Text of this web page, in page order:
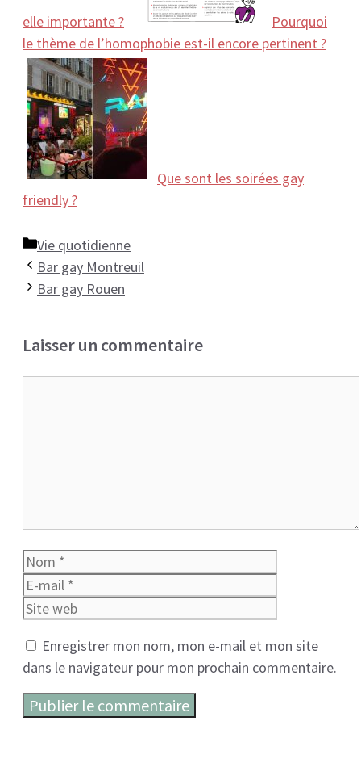
elle importante ?
Pourquoi
le thème de l’homophobie est-il encore pertinent ?
Que sont les soirées gay
friendly ?
Catégories
Vie quotidienne
Bar gay Montreuil
Bar gay Rouen
Laisser un commentaire
Nom
Enregistrer mon nom, mon e-mail et mon site
dans le navigateur pour mon prochain commentaire.